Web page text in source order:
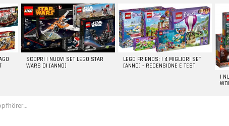
SCOPRI I NUOVI SET LEGO STAR
WARS DI [ANNO]
LEGO FRIENDS: I 4 MIGLIORI SET
[ANNO] – RECENSIONE E TEST
I
Metal-Serie